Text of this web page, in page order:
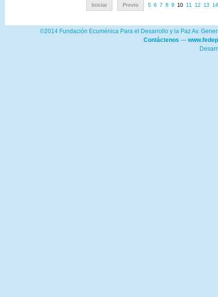
Iniciar Previo 5 6 7 8 9 10 11 12 13 14
©2014 Fundación Ecuménica Para el Desarrollo y la Paz Av.
Contáctenos —